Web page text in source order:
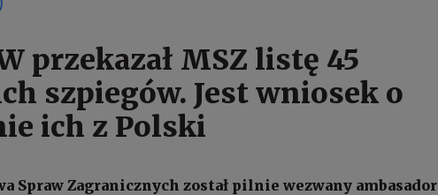
przekazał MSZ listę 45
szpiegów. Jest wniosek o
ich z Polski
Spraw Zagranicznych został pilnie wezwany ambasador